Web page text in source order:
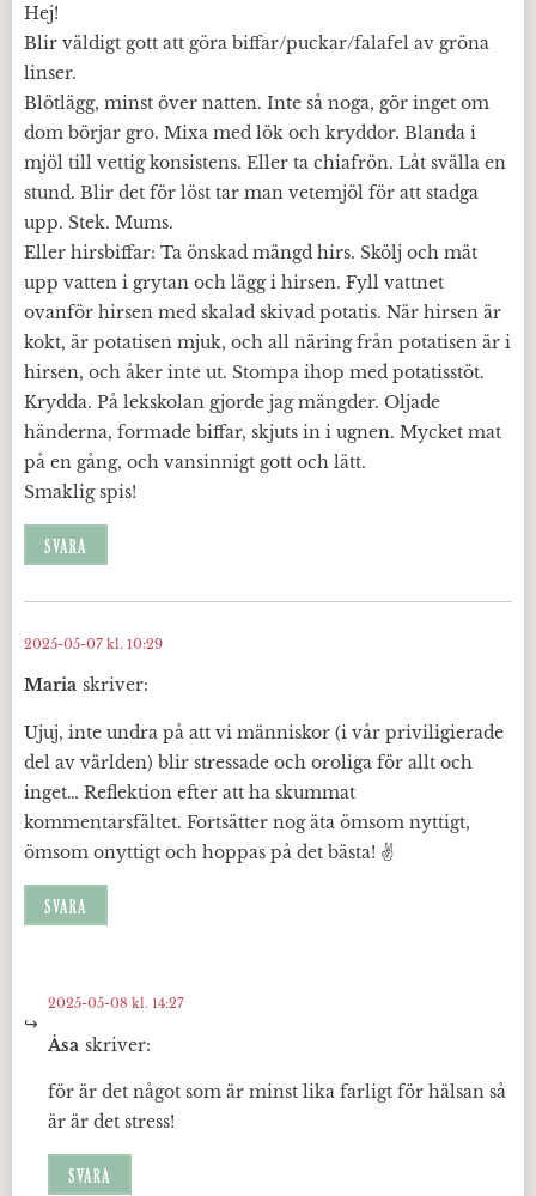
Hej!
Blir väldigt gott att göra biffar/puckar/falafel av gröna
linser.
Blötlägg, minst över natten. Inte så noga, gör inget om
dom börjar gro. Mixa med lök och kryddor. Blanda i
mjöl till vettig konsistens. Eller ta chiafrön. Låt svälla en
stund. Blir det för löst tar man vetemjöl för att stadga
upp. Stek. Mums.
Eller hirsbiffar: Ta önskad mängd hirs. Skölj och mät
upp vatten i grytan och lägg i hirsen. Fyll vattnet
ovanför hirsen med skalad skivad potatis. När hirsen är
kokt, är potatisen mjuk, och all näring från potatisen är i
hirsen, och åker inte ut. Stompa ihop med potatisstöt.
Krydda. På lekskolan gjorde jag mängder. Oljade
händerna, formade biffar, skjuts in i ugnen. Mycket mat
på en gång, och vansinnigt gott och lätt.
Smaklig spis!
SVARA
Maria skriver:
2025-05-07 kl. 10:29
Ujuj, inte undra på att vi människor (i vår priviligierade
del av världen) blir stressade och oroliga för allt och
inget… Reflektion efter att ha skummat
kommentarsfältet. Fortsätter nog äta ömsom nyttigt,
ömsom onyttigt och hoppas på det bästa! ✌️
SVARA
Åsa skriver:
2025-05-08 kl. 14:27
för är det något som är minst lika farligt för hälsan så
är är det stress!
SVARA